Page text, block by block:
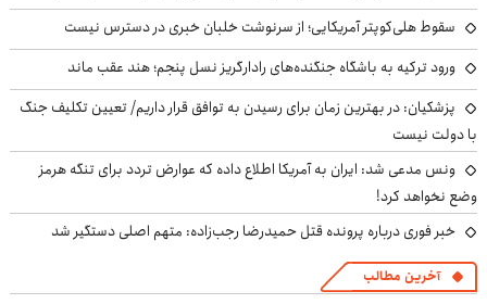
سقوط هلی‌کوپتر آمریکایی؛ از سرنوشت خلبان خبری در دسترس نیست
ورود ترکیه به باشگاه جنگنده‌های رادارگریز نسل پنجم؛ هند عقب ماند
پزشکیان‌: در بهترین زمان برای رسیدن به توافق قرار داریم/ تعیین تکلیف جنگ
با دولت نیست
ونس مدعی شد: ایران به آمریکا اطلاع داده که عوارض تردد برای تنگه هرمز
وضع نخواهد کرد!
خبر فوری درباره پرونده قتل حمیدرضا رجب‌زاده: متهم اصلی دستگیر شد
آخرین مطالب